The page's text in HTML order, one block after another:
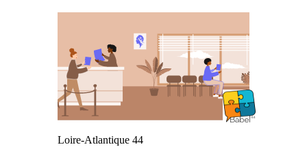
Loire-Atlantique 44